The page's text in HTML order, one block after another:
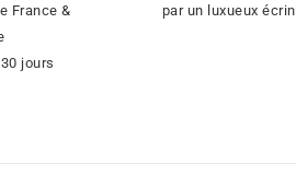
France &
jours
par un luxueux écrin